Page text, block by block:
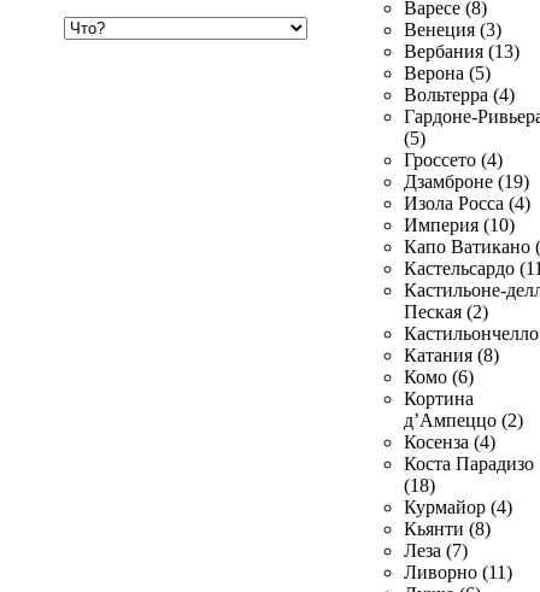
Варесе (8)
Венеция (3)
Вербания (13)
Верона (5)
Вольтерра (4)
Гардоне-
(5)
Гроссето (4)
Дзамброне (19)
Изола Росса (4)
Империя (10)
Капо Ватикано
Кастельсардо
Кастильоне-
Пеская (2)
Катания (8)
Комо (6)
Кортина
д’Ампеццо (2)
Косенза (4)
Коста Парадизо
(18)
Курмайор (4)
Кьянти (8)
Леза (7)
Ливорно (11)